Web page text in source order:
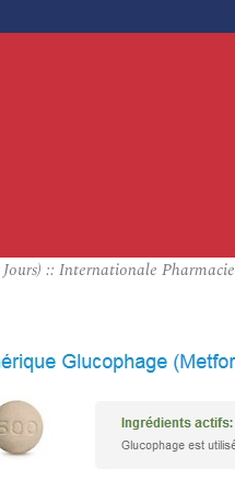
:: Internationale Pharmacie